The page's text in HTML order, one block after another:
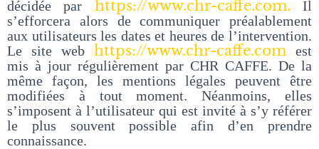
décidée par https://www.chr-caffe.com. Il
s’efforcera alors de communiquer préalablement
aux utilisateurs les dates et heures de l’intervention.
Le site web https://www.chr-caffe.com est
mis à jour régulièrement par CHR CAFFE. De la
même façon, les mentions légales peuvent être
modifiées à tout moment. Néanmoins, elles
s’imposent à l’utilisateur qui est invité à s’y référer
le plus souvent possible afin d’en prendre
connaissance.